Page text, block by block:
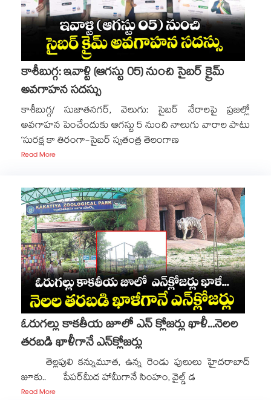
కాశీబుగ్గ: ఇవాళ్టి (ఆగస్టు 05) నుంచి సైబర్ క్రైమ్
అవగాహన సదస్సు
కాశీబుగ్గ/ సుజాతనగర్, వెలుగు: సైబర్ నేరాలపై ప్రజల్లో
అవగాహన పెంచేందుకు ఆగస్టు 5 నుంచి నాలుగు వారాల పాటు
‘సురక్ష కా తిరంగా-సైబర్ స్వతంత్ర తెలంగాణ
Read More
ఓరుగల్లు కాకతీయ జూలో ఎన్ క్లోజర్లు ఖాళీ...నెలల
తరబడి ఖాళీగానే ఎన్‌‌‌‌‌‌‌‌‌‌‌‌‌‌‌‌క్లోజర్లు
తెల్లపులి కన్నుమూత, ఉన్న రెండు పులులు హైదరాబాద్‍
జూకు.. పేపర్‍మీద హామీగానే సింహం, వైల్డ్​ డ
Read More